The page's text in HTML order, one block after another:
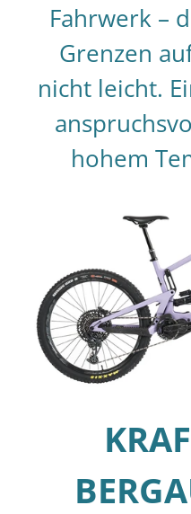
Fahrwerk –
Grenzen
nicht leicht.
hohem